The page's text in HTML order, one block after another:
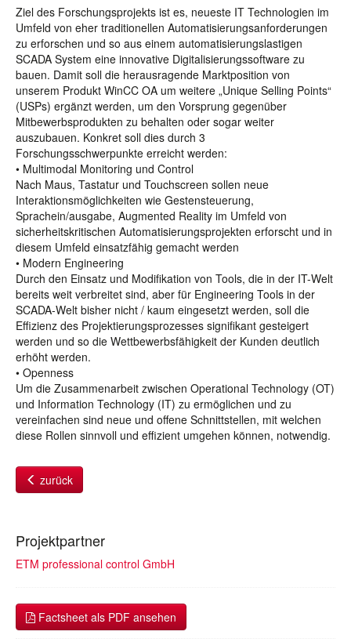
Ziel des Forschungsprojekts ist es, neueste IT Technologien im
Umfeld von eher traditionellen Automatisierungsanforderungen
zu erforschen und so aus einem automatisierungslastigen
SCADA System eine innovative Digitalisierungssoftware zu
bauen. Damit soll die herausragende Marktposition von
unserem Produkt WinCC OA um weitere „Unique Selling Points“
(USPs) ergänzt werden, um den Vorsprung gegenüber
Mitbewerbsprodukten zu behalten oder sogar weiter
auszubauen. Konkret soll dies durch 3
Forschungsschwerpunkte erreicht werden:
• Multimodal Monitoring und Control
Nach Maus, Tastatur und Touchscreen sollen neue
Interaktionsmöglichkeiten wie Gestensteuerung,
Sprachein/ausgabe, Augmented Reality im Umfeld von
sicherheitskritischen Automatisierungsprojekten erforscht und in
diesem Umfeld einsatzfähig gemacht werden
• Modern Engineering
Durch den Einsatz und Modifikation von Tools, die in der IT-Welt
bereits weit verbreitet sind, aber für Engineering Tools in der
SCADA-Welt bisher nicht / kaum eingesetzt werden, soll die
Effizienz des Projektierungsprozesses signifikant gesteigert
werden und so die Wettbewerbsfähigkeit der Kunden deutlich
erhöht werden.
• Openness
Um die Zusammenarbeit zwischen Operational Technology (OT)
und Information Technology (IT) zu ermöglichen und zu
vereinfachen sind neue und offene Schnittstellen, mit welchen
diese Rollen sinnvoll und effizient umgehen können, notwendig.
zurück
Projektpartner
ETM professional control GmbH
Factsheet als PDF ansehen